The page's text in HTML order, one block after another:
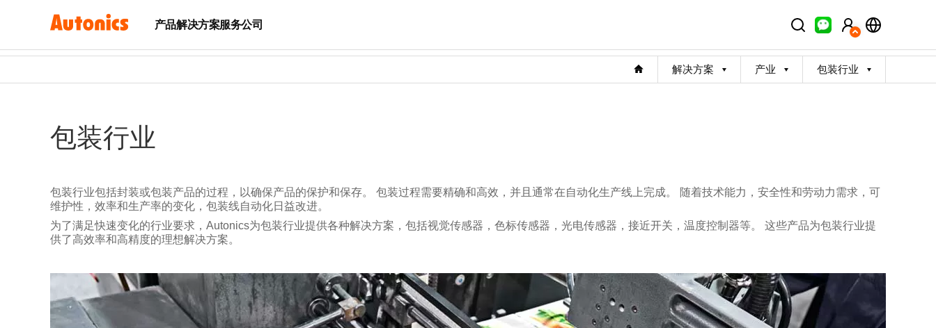
产品 解决方案 服务 公司
解决方案 产业 包装行业
包装行业
包装行业包括封装或包装产品的过程，以确保产品的保护和保存。 包装过程需要精确和高效，并且通常在自动化生产线上完成。 随着技术能力，安全性和劳动力需求，可
维护性，效率和生产率的变化，包装线自动化日益改进。
为了满足快速变化的行业要求，Autonics为包装行业提供各种解决方案，包括视觉传感器，色标传感器，光电传感器，接近开关，温度控制器等。 这些产品为包装行业提
供了高效率和高精度的理想解决方案。